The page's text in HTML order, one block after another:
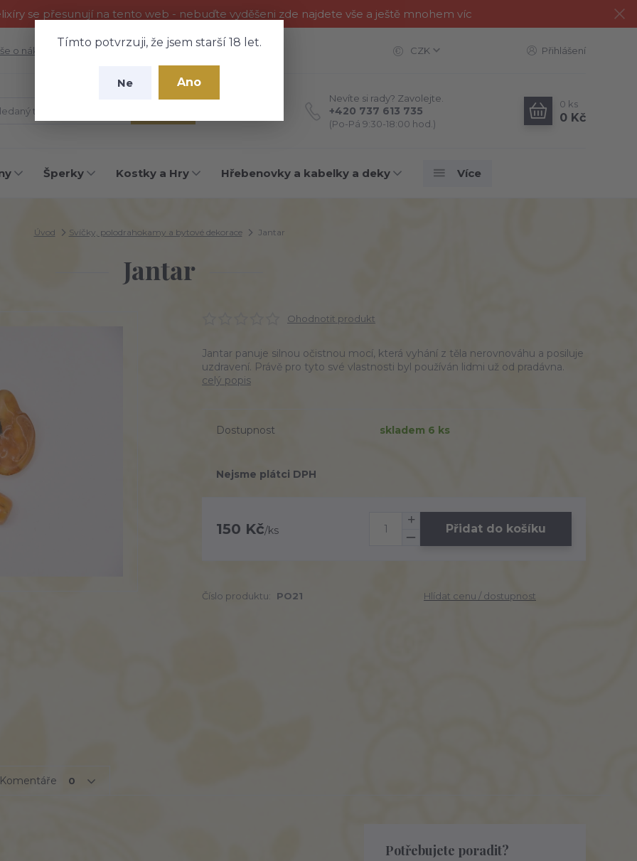
se přesunují na tento web - nebuďte vyděšeni zde najdete vše a ještě mnohem víc
Tímto potvrzuji, že jsem starší 18 let.
Ne Ano
o nákupu Fotogalerie Kontakty CZK Přihlášení
Nevíte si rady? Zavolejte.
+420 737 613 735
(Po-Pá 9:30-18:00 hod.)
0 ks
0 Kč
Šperky Kostky a Hry Hřebenovky a kabelky a deky Více
Úvod Svíčky, polodrahokamy a bytové dekorace Jantar
Jantar
Ohodnotit produkt
Jantar panuje silnou očistnou mocí, která vyhání z těla nerovnováhu a posiluje
uzdravení. Právě pro tyto své vlastnosti byl používán lidmi už od pradávna.
celý popis
Dostupnost skladem 6 ks
Nejsme plátci DPH
150 Kč/ks Přidat do košíku
Číslo produktu: PO21 Hlídat cenu / dostupnost
Komentáře 0
Potřebujete poradit?